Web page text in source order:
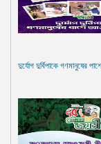
দুর্যোগ দুর্বিপাকে গণমানুষের